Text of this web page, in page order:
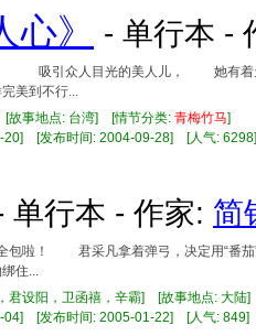
》 - 单行本 -
吸引众人目光的美人儿， 她有着
到不行...
[故事地点: 台湾] [情节分类: 青梅竹马]
20] [发布时间: 2004-09-28] [人气:
单行本 - 作家: 简
全包啦！ 君采凡拿着弹弓，决定用“
住...
君设阳，卫函禧，辛霸] [故事地点: 大
04] [发布时间: 2005-01-22] [人气: